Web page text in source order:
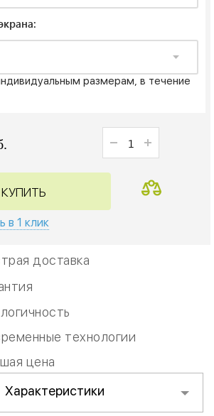
размерам, в течение
КУПИТЬ
в 1 клик
доставка
технологии
цена
Характеристики